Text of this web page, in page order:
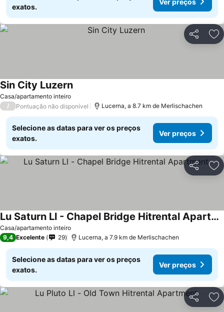
exatos.
Partilhar
Casa/apartamento inteiro
Sin City Luzern
/ Pontuação não disponível Lucerna, a 8.7 km de Merlischachen
Selecione as datas para ver os preços
exatos.
Ver preços
Partilhar
Casa/apartamento inteiro
Lu Saturn Ll - Chapel Bridge Hitrental Apartment
9,4 Excelente 29 Lucerna, a 7.9 km de Merlischachen
Selecione as datas para ver os preços
exatos.
Ver preços
Partilhar